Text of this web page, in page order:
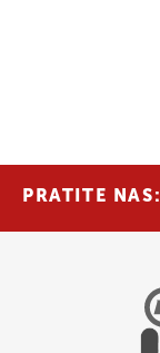
PRATITE NAS: